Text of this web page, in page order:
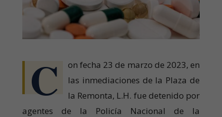
C
on fecha 23 de marzo de 2023, en
las inmediaciones de la Plaza de
la Remonta, L.H. fue detenido por
agentes de la Policía Nacional de la